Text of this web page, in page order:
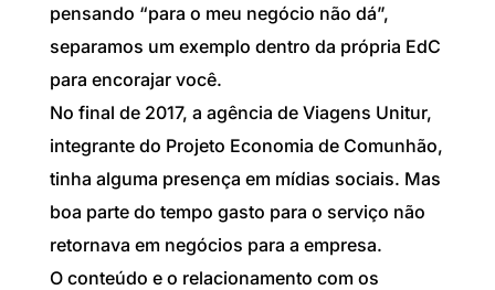
pensando “para o meu negócio não dá”,
separamos um exemplo dentro da própria EdC
para encorajar você.
No final de 2017, a agência de Viagens Unitur,
integrante do Projeto Economia de Comunhão,
tinha alguma presença em mídias sociais. Mas
boa parte do tempo gasto para o serviço não
retornava em negócios para a empresa.
O conteúdo e o relacionamento com os